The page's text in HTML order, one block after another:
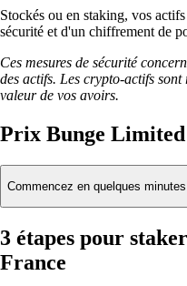
Stockés ou en staking, vos
sécurité et d'un chiffrement de
Ces mesures de sécurité
des actifs. Les crypto-actifs
valeur de vos avoirs.
Prix Bunge Limited
Commencez en quelques minutes
3 étapes pour
France